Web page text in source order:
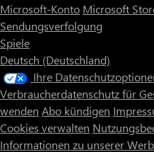
Microsoft-Konto Microsoft
Sendungsverfolgung
Spiele
Deutsch (Deutschland)
Ihre
Verbraucherdatenschutz für
wenden Abo kündigen
Cookies verwalten
Informationen zu unserer